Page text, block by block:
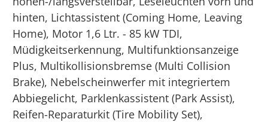
hinten, Lichtassistent (Coming Home, Leaving
Home), Motor 1,6 Ltr. - 85 kW TDI,
Müdigkeitserkennung, Multifunktionsanzeige
Plus, Multikollisionsbremse (Multi Collision
Brake), Nebelscheinwerfer mit integriertem
Abbiegelicht, Parklenkassistent (Park Assist),
Reifen-Reparaturkit (Tire Mobility Set),